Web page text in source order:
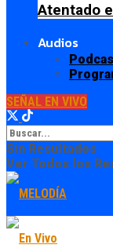
Atentado
Audios
SEÑAL EN VIVO
Sin Resultados
Ver Todos los